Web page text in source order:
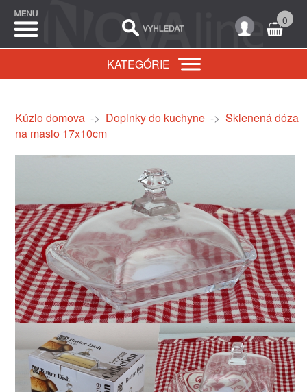
0
KATEGÓRIE
Kúzlo domova-> Doplnky do kuchyne-> Sklenená dóza
na maslo 17x10cm